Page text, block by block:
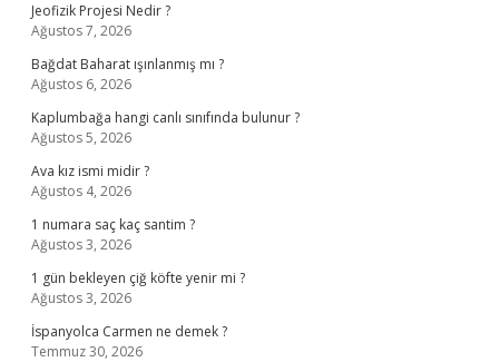
Jeofizik Projesi Nedir ?
Ağustos 7, 2026
Bağdat Baharat ışınlanmış mı ?
Ağustos 6, 2026
Kaplumbağa hangi canlı sınıfında bulunur ?
Ağustos 5, 2026
Ava kız ismi midir ?
Ağustos 4, 2026
1 numara saç kaç santim ?
Ağustos 3, 2026
1 gün bekleyen çiğ köfte yenir mi ?
Ağustos 3, 2026
İspanyolca Carmen ne demek ?
Temmuz 30, 2026